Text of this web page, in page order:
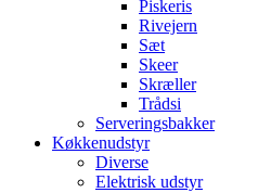
Piskeris
Rivejern
Sæt
Skeer
Skræller
Trådsi
Serveringsbakker
Køkkenudstyr
Diverse
Elektrisk udstyr